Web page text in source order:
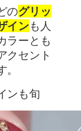
のグリッ
インも人
ラーとも
クセント
ンも旬